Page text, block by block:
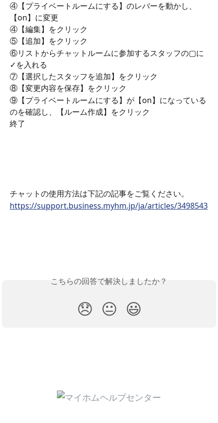
④【プライベートルームにする】のレバーを動かし、
【on】に変更
④【編集】をクリック
⑤【追加】をクリック
⑥リストからチャットルームに参加するスタッフの▢に
✓を入れる
⑦【選択したスタッフを追加】をクリック
⑧【変更内容を保存】をクリック
⑨【プライベートルームにする】が【on】になっている
のを確認し、【ルーム作成】をクリック
終了
チャットの使用方法は下記の記事をご覧ください。
https://support.business.myhm.jp/ja/articles/3498543
こちらの回答で解決しましたか？
😞 😐 😃